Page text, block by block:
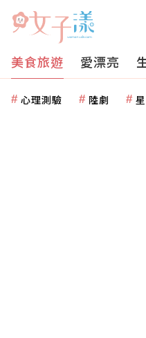
美食旅遊 愛漂亮
心理測驗 陸劇